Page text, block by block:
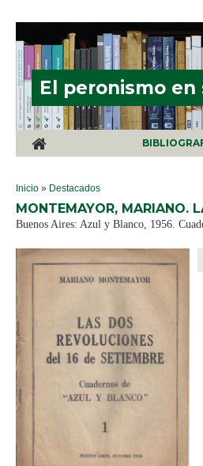
El peronismo
SE ENCUENTRA USTED AQUÍ
Inicio » Destacados
MONTEMAYOR, MARIANO.
Buenos Aires: Azul y Blanco, 1956.